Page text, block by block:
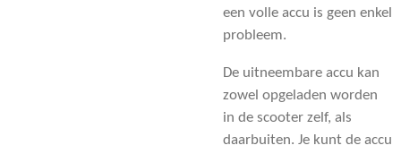
een volle accu is geen enkel
probleem.
De uitneembare accu kan
zowel opgeladen worden
in de scooter zelf, als
daarbuiten. Je kunt de accu